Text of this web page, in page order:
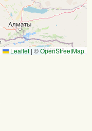
Leaflet | ©OpenStreetMap